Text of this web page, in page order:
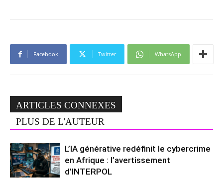
Facebook Twitter WhatsApp
ARTICLES CONNEXES
PLUS DE L'AUTEUR
L’IA générative redéfinit le cybercrime
en Afrique : l’avertissement
d’INTERPOL